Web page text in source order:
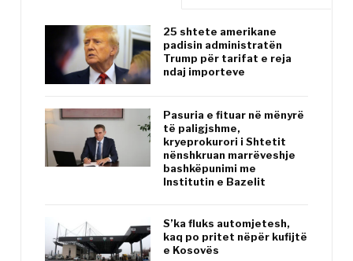
25 shtete amerikane
padisin administratën
Trump për tarifat e reja
ndaj importeve
Pasuria e fituar në mënyrë
të paligjshme,
kryeprokurori i Shtetit
nënshkruan marrëveshje
bashkëpunimi me
Institutin e Bazelit
S’ka fluks automjetesh,
kaq po pritet nëpër kufijtë
e Kosovës